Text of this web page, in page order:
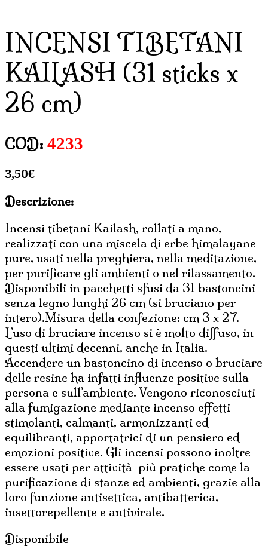
INCENSI TIBETANI
KAILASH (31 sticks x
26 cm)
COD: 4233
3,50€
Descrizione:
Incensi tibetani Kailash, rollati a mano,
realizzati con una miscela di erbe himalayane
pure, usati nella preghiera, nella meditazione,
per purificare gli ambienti o nel rilassamento.
Disponibili in pacchetti sfusi da 31 bastoncini
senza legno lunghi 26 cm (si bruciano per
intero).Misura della confezione: cm 3 x 27.
L’uso di bruciare incenso si è molto diffuso, in
questi ultimi decenni, anche in Italia.
Accendere un bastoncino di incenso o bruciare
delle resine ha infatti influenze positive sulla
persona e sull’ambiente. Vengono riconosciuti
alla fumigazione mediante incenso effetti
stimolanti, calmanti, armonizzanti ed
equilibranti, apportatrici di un pensiero ed
emozioni positive. Gli incensi possono inoltre
essere usati per attività più pratiche come la
purificazione di stanze ed ambienti, grazie alla
loro funzione antisettica, antibatterica,
insettorepellente e antivirale.
Disponibile